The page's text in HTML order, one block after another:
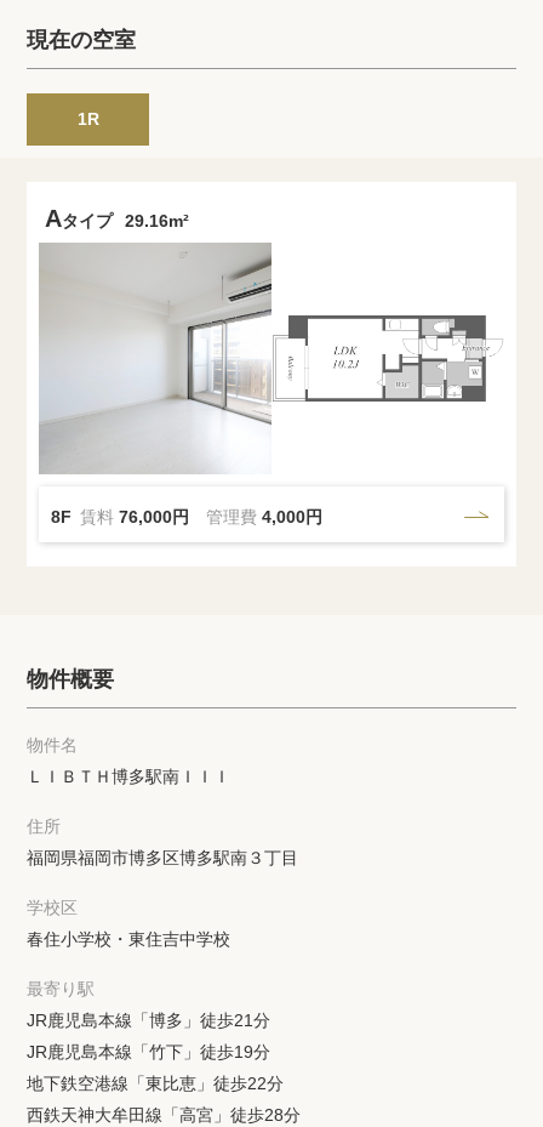
商標について
現在の空室
1R
Aタイプ 29.16m²
8F 賃料76,000円 管理費4,000円
物件概要
物件名
ＬＩＢＴＨ博多駅南ＩＩＩ
住所
福岡県福岡市博多区博多駅南３丁目
学校区
春住小学校・東住吉中学校
最寄り駅
JR鹿児島本線「博多」徒歩21分
JR鹿児島本線「竹下」徒歩19分
地下鉄空港線「東比恵」徒歩22分
西鉄天神大牟田線「高宮」徒歩28分